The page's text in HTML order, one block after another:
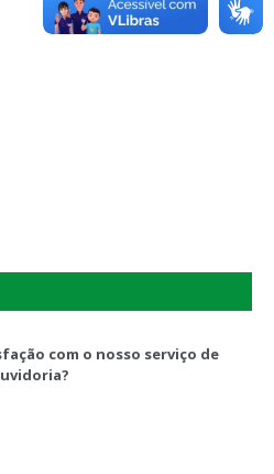
com o nosso serviço de